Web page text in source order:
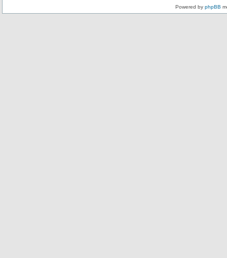
Powered by phpBB